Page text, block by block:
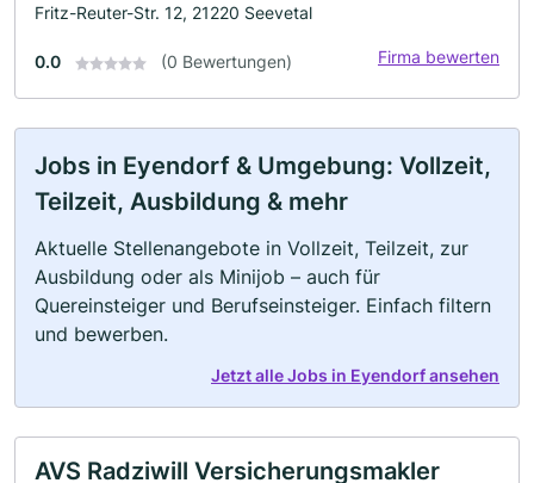
Fritz-Reuter-Str. 12, 21220 Seevetal
0.0 (0 Bewertungen) Firma bewerten
Jobs in Eyendorf & Umgebung: Vollzeit,
Teilzeit, Ausbildung & mehr
Aktuelle Stellenangebote in Vollzeit, Teilzeit, zur
Ausbildung oder als Minijob – auch für
Quereinsteiger und Berufseinsteiger. Einfach filtern
und bewerben.
Jetzt alle Jobs in Eyendorf ansehen
AVS Radziwill Versicherungsmakler